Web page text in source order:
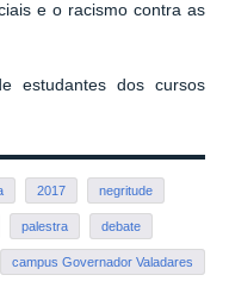
e o racismo contra as
estudantes dos cursos
2017 negritude
palestra debate
campus Governador Valadares